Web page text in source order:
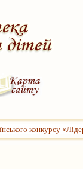
конкурсу